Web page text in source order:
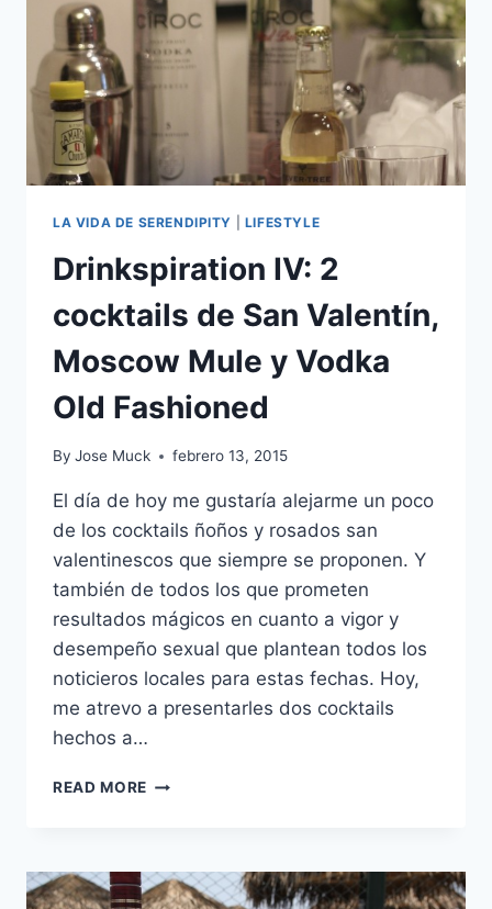
LA VIDA DE SERENDIPITY LIFESTYLE
Drinkspiration IV: 2
cocktails de San Valentín,
Moscow Mule y Vodka
Old Fashioned
By Jose Muck febrero 13, 2015
El día de hoy me gustaría alejarme un poco
de los cocktails ñoños y rosados san
valentinescos que siempre se proponen. Y
también de todos los que prometen
resultados mágicos en cuanto a vigor y
desempeño sexual que plantean todos los
noticieros locales para estas fechas. Hoy,
me atrevo a presentarles dos cocktails
hechos a…
READ MORE DRINKSPIRATION
DE
SAN